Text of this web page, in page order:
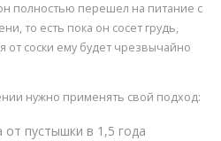
полностью перешел на питание с
то есть пока он сосет грудь,
от соски ему будет чрезвычайно
нужно применять свой подход:
от пустышки в 1,5 года